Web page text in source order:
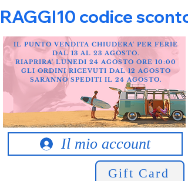
RAGGI10 codice
Il mio account
Gift Card
IL PUNTO VENDITA CHIUDERA' PER FERIE
DAL 13 AL 23 AGOSTO.
RIAPRIRA' LUNEDI 24 AGOSTO ORE 10:00
GLI ORDINI RICEVUTI DAL 12 AGOSTO
SARANNO SPEDITI IL 24 AGOSTO.